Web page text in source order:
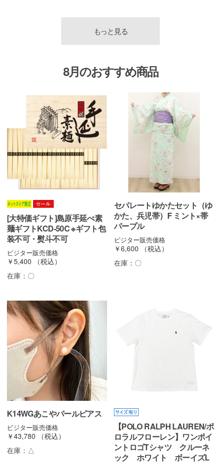
もっと見る
8月のおすすめ商品
[大特価ギフト]島原手延べ素
麺ギフトKCD-50C ※ギフト包
装不可・熨斗不可
ビジター販売価格
￥5,400
（税込）
在庫： 〇
セパレートゆかたセット（ゆ
かた、兵児帯）F ミント×帯
パープル
ビジター販売価格
￥6,600
（税込）
在庫： 〇
K14WGあこやパールピアス
ビジター販売価格
￥43,780
（税込）
在庫： △
【POLO RALPH LAUREN/ポ
ロラルフローレン】ワンポイ
ントロゴTシャツ クルーネ
ック ホワイト ボーイズL